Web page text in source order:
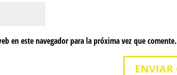
en este navegador para la próxima vez que comente.